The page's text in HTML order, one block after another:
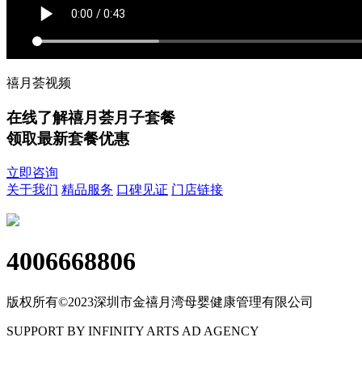
禧月荟视频
在线了解禧月荟月子套餐
领取最新套餐优惠
立即咨询
关于我们 精品服务 口碑见证 门店链接
4006668806
版权所有©2023深圳市金禧月湾母婴健康管理有限公司
SUPPORT BY INFINITY ARTS AD AGENCY